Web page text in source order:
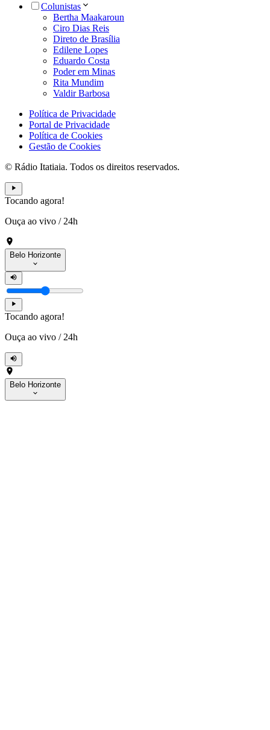
Colunistas
Bertha Maakaroun
Ciro Dias Reis
Direto de Brasília
Edilene Lopes
Eduardo Costa
Poder em Minas
Rita Mundim
Valdir Barbosa
Política de Privacidade
Portal de Privacidade
Política de Cookies
Gestão de Cookies
© Rádio Itatiaia. Todos os direitos reservados.
Tocando agora!
Ouça ao vivo / 24h
Belo Horizonte
Tocando agora!
Ouça ao vivo / 24h
Belo Horizonte